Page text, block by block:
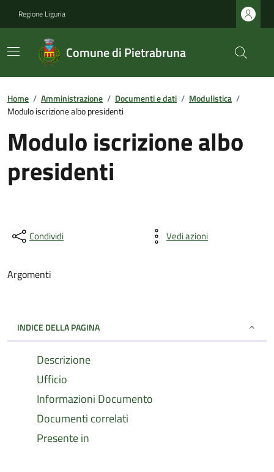
Regione Liguria
Comune di Pietrabruna
Home / Amministrazione / Documenti e dati / Modulistica /
Modulo iscrizione albo presidenti
Modulo iscrizione albo
presidenti
Condividi Vedi azioni
Argomenti
INDICE DELLA PAGINA
Descrizione
Ufficio
Informazioni Documento
Documenti correlati
Presente in